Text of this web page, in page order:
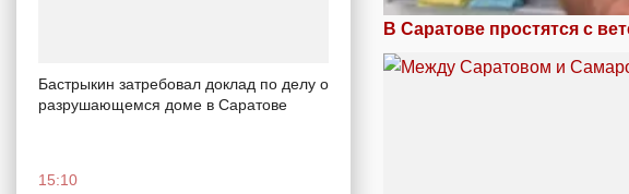
Бастрыкин затребовал доклад по делу о
разрушающемся доме в Саратове
15:10
В Саратове простятся с